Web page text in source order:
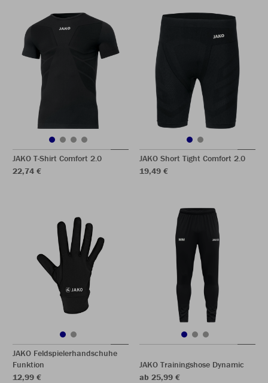
JAKO T-Shirt Comfort 2.0
22,74 €
JAKO Short Tight Comfort 2.0
19,49 €
JAKO Feldspielerhandschuhe
Funktion
12,99 €
JAKO Trainingshose Dynamic
ab 25,99 €